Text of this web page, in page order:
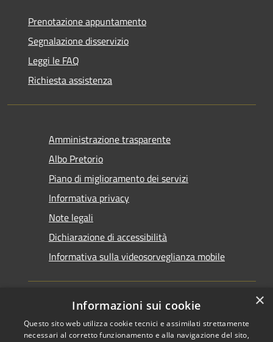
Prenotazione appuntamento
Segnalazione disservizio
Leggi le FAQ
Richiesta assistenza
Amministrazione trasparente
Albo Pretorio
Piano di miglioramento dei servizi
Informativa privacy
Note legali
Dichiarazione di accessibilità
Informativa sulla videosorveglianza mobile
RSS
Copyright © 2026 • Comune di
×
Informazioni sui cookie
Questo sito web utilizza cookie tecnici e assimilati strettamente
necessari al corretto funzionamento e alla navigazione del sito,